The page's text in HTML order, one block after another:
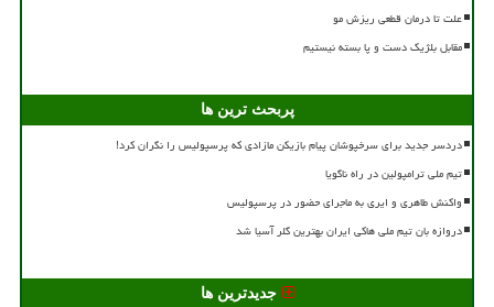
علت تا درمان قطعی ریزش مو
مقابل بلژیک دست و پا بسته نیستیم
پربحث ترین ها
دردسر جدید برای سرخپوشان پیام بازیکن مازادی که پرسپولیس را نگران کرد!
تیم ملی ترامپولین در راه ناگویا
واکنش طاهری و ایری به ماجرای حضور در پرسپولیس
دروازه بان تیم ملی هاکی ایران بهترین گلر آسیا شد
جدیدترین ها